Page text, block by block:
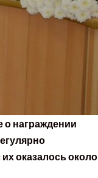
награждении
оказалось около